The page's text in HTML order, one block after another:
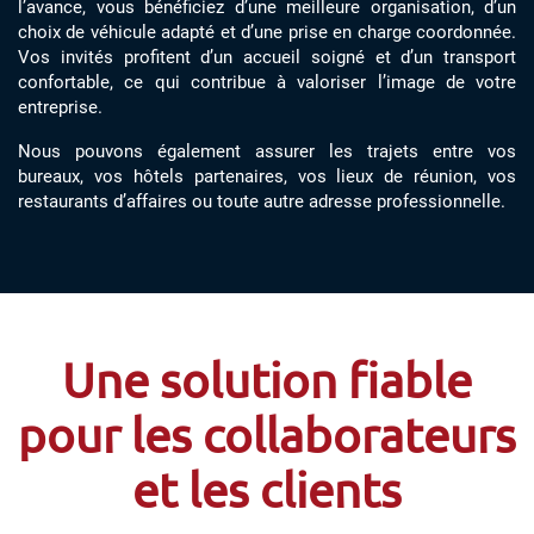
l’avance, vous bénéficiez d’une meilleure organisation, d’un
choix de véhicule adapté et d’une prise en charge coordonnée.
Vos invités profitent d’un accueil soigné et d’un transport
confortable, ce qui contribue à valoriser l’image de votre
entreprise.
Nous pouvons également assurer les trajets entre vos
bureaux, vos hôtels partenaires, vos lieux de réunion, vos
restaurants d’affaires ou toute autre adresse professionnelle.
Une solution fiable
pour les collaborateurs
et les clients